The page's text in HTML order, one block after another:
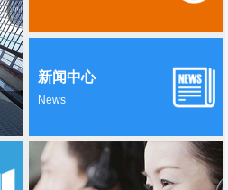
新闻中心
News